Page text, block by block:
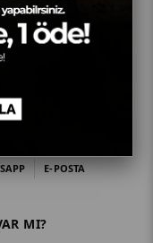
E-POSTA
MI?